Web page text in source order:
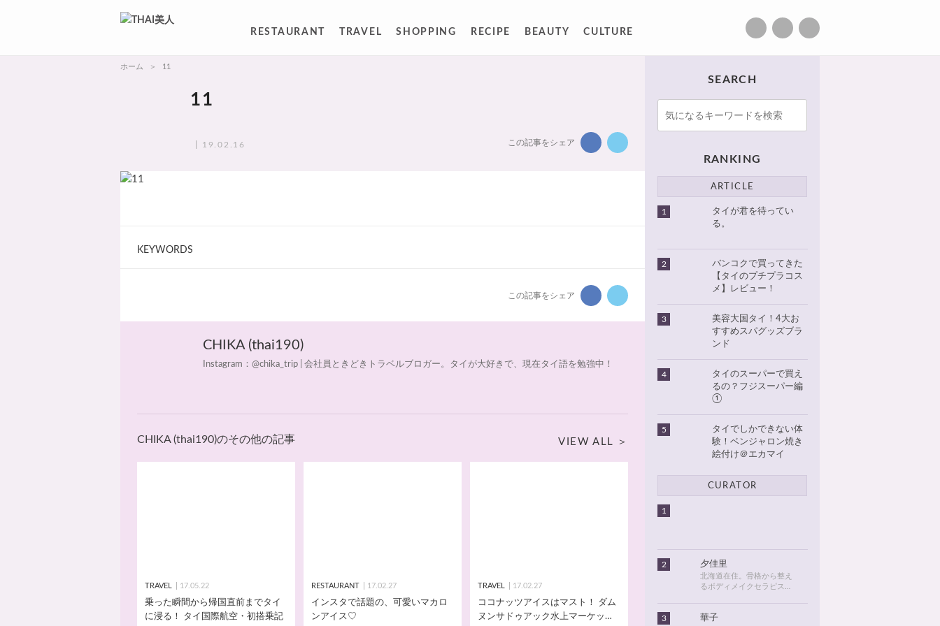
RESTAURANT TRAVEL SHOPPING RECIPE BEAUTY CULTURE
ホーム 11
11
19.02.16 この記事をシェア
KEYWORDS
この記事をシェア
CHIKA (thai190)
Instagram：@chika_trip | 会社員ときどきトラベルブロガー。タイが大好きで、現在タイ語を勉強中！
CHIKA (thai190)のその他の記事 VIEW ALL
TRAVEL 17.05.22
乗った瞬間から帰国直前までタイ
に浸る！ タイ国際航空・初搭乗記
RESTAURANT 17.02.27
インスタで話題の、可愛いマカロ
ンアイス♡
TRAVEL 17.02.27
ココナッツアイスはマスト！ ダム
ヌンサドゥアック水上マーケット
SEARCH
RANKING
ARTICLE
1
タイが君を待ってい
る。
2
バンコクで買ってきた
【タイのプチプラコス
メ】レビュー！
3
美容大国タイ！4大お
すすめスパグッズブラ
ンド
4
タイのスーパーで買え
るの？フジスーパー編
①
5
タイでしかできない体
験！ベンジャロン焼き
絵付け＠エカマイ
CURATOR
1
2 夕佳里
北海道在住。骨格から整え
るボディメイクセラピスト
てから、タイが大好きにな
3 華子